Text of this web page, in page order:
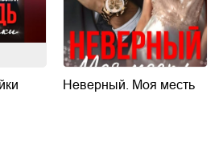
Неверный. Моя месть